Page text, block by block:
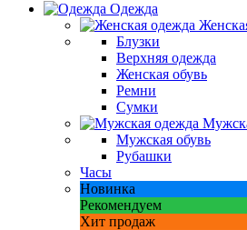
Одежда
Блузки
Верхняя одежда
Женская обувь
Ремни
Сумки
Мужская обувь
Рубашки
Часы
Новинка
Рекомендуем
Хит продаж